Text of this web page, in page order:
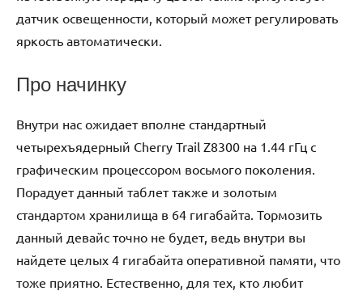
датчик освещенности, который может регулировать
яркость автоматически.
Про начинку
Внутри нас ожидает вполне стандартный
четырехъядерный Cherry Trail Z8300 на 1.44 гГц с
графическим процессором восьмого поколения.
Порадует данный таблет также и золотым
стандартом хранилища в 64 гигабайта. Тормозить
данный девайс точно не будет, ведь внутри вы
найдете целых 4 гигабайта оперативной памяти, что
тоже приятно. Естественно, для тех, кто любит